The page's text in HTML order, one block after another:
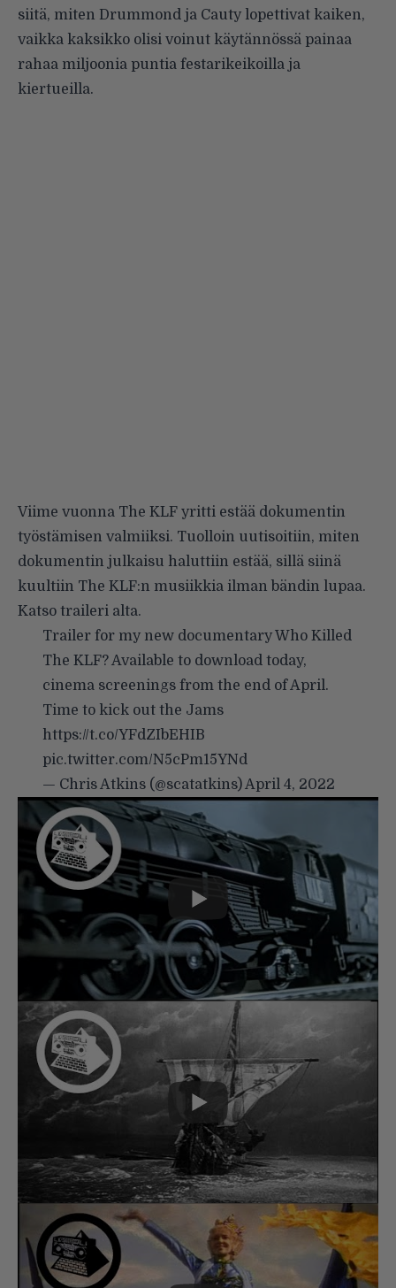
siitä, miten Drummond ja Cauty lopettivat kaiken,
vaikka kaksikko olisi voinut käytännössä painaa
rahaa miljoonia puntia festarikeikoilla ja
kiertueilla.
Viime vuonna The KLF yritti estää dokumentin
työstämisen valmiiksi. Tuolloin uutisoitiin, miten
dokumentin julkaisu haluttiin estää, sillä siinä
kuultiin The KLF:n musiikkia ilman bändin lupaa.
Katso traileri alta.
Trailer for my new documentary Who Killed
The KLF? Available to download today,
cinema screenings from the end of April.
Time to kick out the Jams
https://t.co/YFdZIbEHIB
pic.twitter.com/N5cPm15YNd
— Chris Atkins (@scatatkins)April 4, 2022